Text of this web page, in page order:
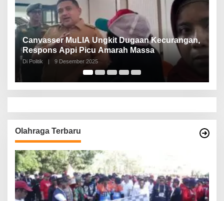
Canvasser MuLIA Ungkit Dugaan Kecurangan,
Respons Appi Picu Amarah Massa
Di Politik 9 Desember 2025
Olahraga Terbaru